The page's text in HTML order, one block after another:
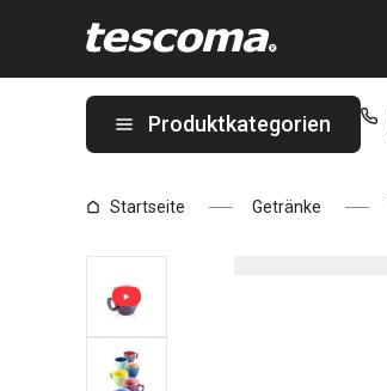
Produktkategorien
Startseite Getränke